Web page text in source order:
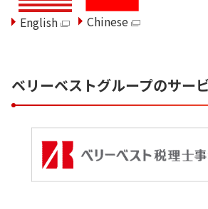
English Chinese
ベリーベストグループのサー